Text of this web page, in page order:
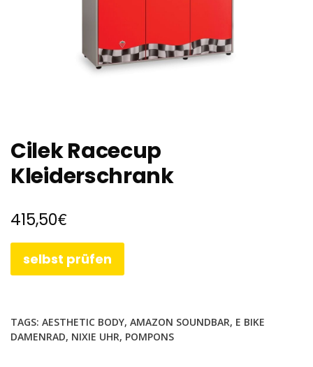
Cilek Racecup
Kleiderschrank
415,50€
selbst prüfen
TAGS: AESTHETIC BODY, AMAZON SOUNDBAR, E BIKE
DAMENRAD, NIXIE UHR, POMPONS